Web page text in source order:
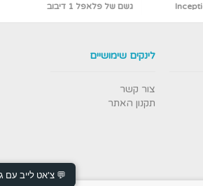
גשם של פלאפל 1 דיבוב
כמו גדולים (קלאסיקה עם
לינקים שימושיים
צור קשר
תקנון האתר
💬 צ'אט לייב עם